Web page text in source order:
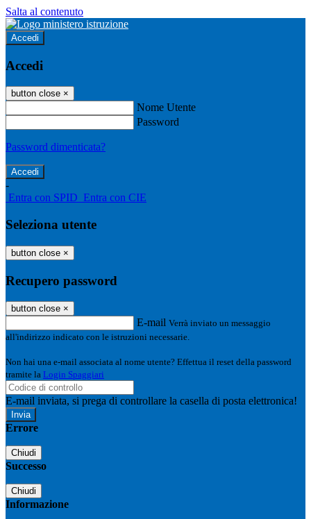
Salta al contenuto
Accedi
Accedi
button close ×
Nome Utente
Password
Password dimenticata?
-
Entra con SPID Entra con CIE
Seleziona utente
button close ×
Recupero password
button close ×
E-mail Verrà inviato un messaggio
all'indirizzo indicato con le istruzioni necessarie.
Non hai una e-mail associata al nome utente? Effettua il reset della password
tramite la Login Spaggiari
E-mail inviata, si prega di controllare la casella di posta elettronica!
Errore
Chiudi
Successo
Chiudi
Informazione